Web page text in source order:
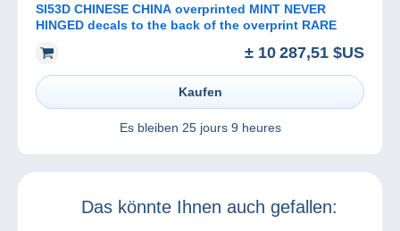
SI53D CHINESE CHINA overprinted MINT NEVER
HINGED decals to the back of the overprint RARE
± 10 287,51 $US
Kaufen
Es bleiben 25 jours 9 heures
Das könnte Ihnen auch gefallen: